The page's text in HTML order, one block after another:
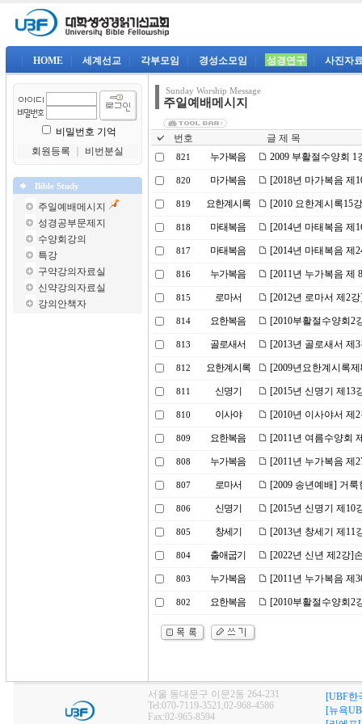
HOME 세계선교 각부모임 경성소모임 성경연구 사진자
비밀번호 기억
회원등록
비번분실
Bible Study
주일예배메시지
성경공부문제지
수양회강의
특강
구약강의자료실
신약강의자료실
강의안책자
Sunday Worship Message
주일예배메시지
번호 글 제 목
821 누가복음 2009 부활절수양회
820 마가복음 [2018년 마가복음 제
819 요한계시록 [2010 요한계시록15
818 마태복음 [2014년 마태복음 제
817 마태복음 [2014년 마태복음 제
816 누가복음 [2011년 누가복음 제
815 로마서 [2012년 로마서 제2
814 요한복음 [2010부활절수양회2
813 골로새서 [2013년 골로새서 제
812 요한계시록 [2009년요한계시록
811 신명기 [2015년 신명기 제13
810 이사야 [2010년 이사야서 제
809 요한복음 [2011년 여름수양회
808 누가복음 [2011년 누가복음 제
807 로마서 [2009 송년예배] 거
806 신명기 [2015년 신명기 제10
805 창세기 [2013년 창세기 제11
804 출애굽기 [2022년 신년 제2강]
803 누가복음 [2011년 누가복음 제
802 요한복음 [2010부활절수양회2
서울 동대문구 이문2동 264-231
Tel:070-7119-3521,02-968-4586
Fax:02-965-8594
[UBF한
[뉴욕